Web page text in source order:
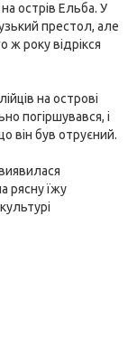
острів Ельба. У
престол, але
ж року відрікся
на острові
погіршувався, і
він був отруєний.
рясну їжу